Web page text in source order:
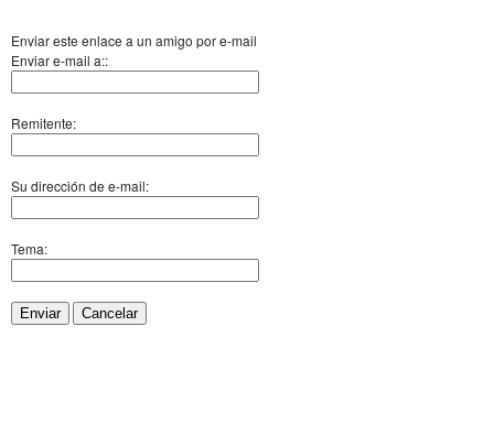
Enviar este enlace a un amigo por e-mail
Enviar e-mail a::
Remitente:
Su dirección de e-mail:
Tema:
Enviar Cancelar